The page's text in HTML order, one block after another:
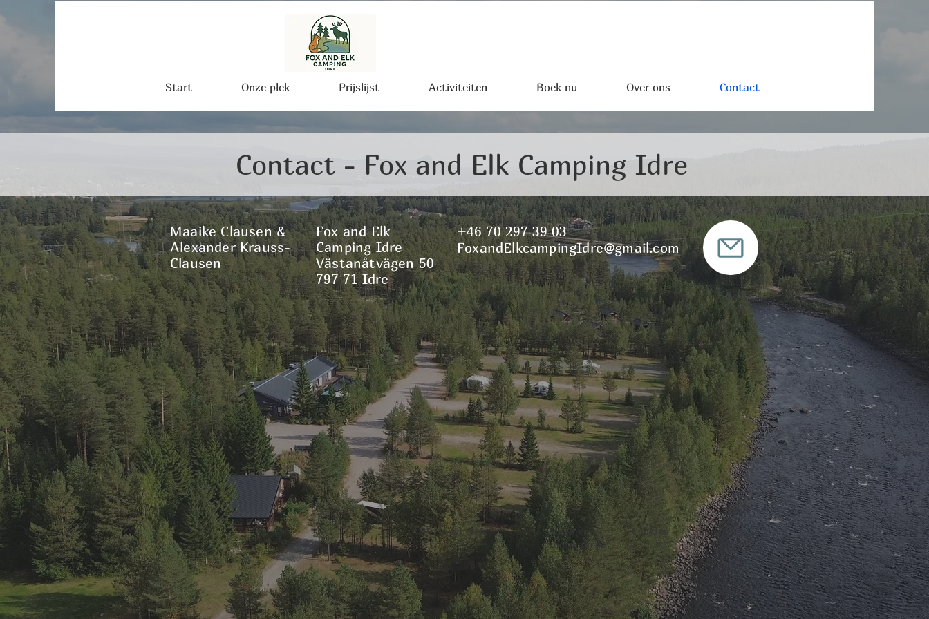
Start Onze plek Prijslijst Activiteiten Boek nu Over ons Contact
Contact - Fox and Elk Camping Idre
Maaike Clausen &
Alexander Krauss-
Clausen
Fox and Elk
Camping Idre
Västanåtvägen 50
797 71 Idre
FoxandElkcampingIdre@gmail.com
+46 70 297 39 03
Privacybeleid
Algemene
voorwaarde
n
Cookies Imprint